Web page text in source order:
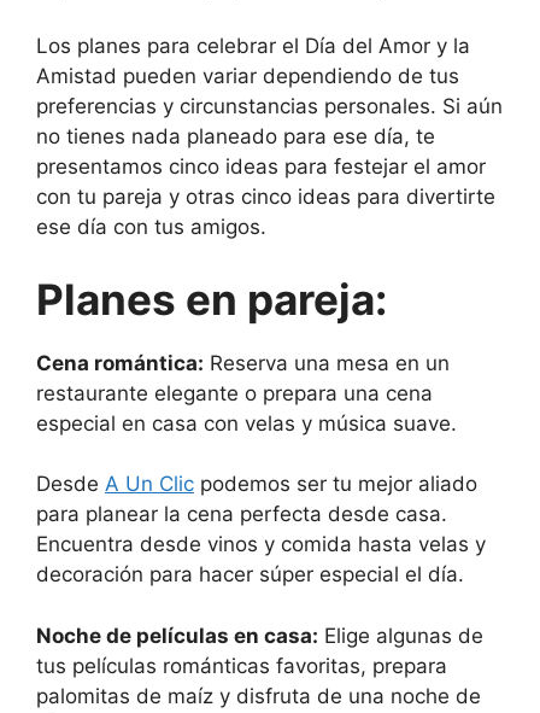
Los planes para celebrar el Día del Amor y la
Amistad pueden variar dependiendo de tus
preferencias y circunstancias personales. Si aún
no tienes nada planeado para ese día, te
presentamos cinco ideas para festejar el amor
con tu pareja y otras cinco ideas para divertirte
ese día con tus amigos.
Planes en pareja:
Cena romántica: Reserva una mesa en un
restaurante elegante o prepara una cena
especial en casa con velas y música suave.
Desde A Un Clic podemos ser tu mejor aliado
para planear la cena perfecta desde casa.
Encuentra desde vinos y comida hasta velas y
decoración para hacer súper especial el día.
Noche de películas en casa: Elige algunas de
tus películas románticas favoritas, prepara
palomitas de maíz y disfruta de una noche de